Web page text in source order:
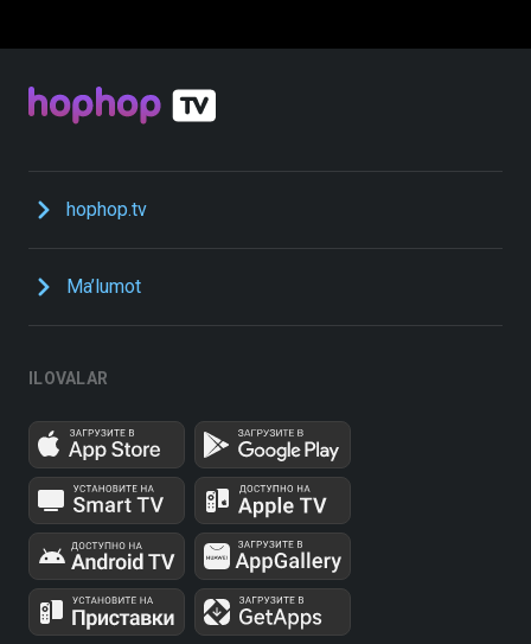
hophop.tv
Ma’lumot
ILOVALAR